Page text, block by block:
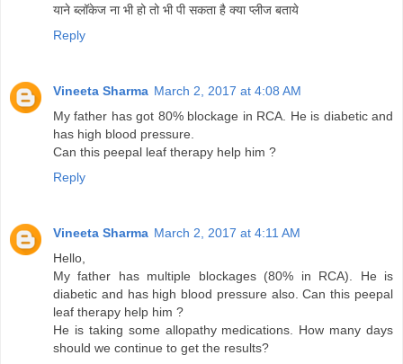
याने ब्लॉकेज ना भी हो तो भी पी सकता है क्या प्लीज बताये
Reply
Vineeta Sharma March 2, 2017 at 4:08 AM
My father has got 80% blockage in RCA. He is diabetic and
has high blood pressure.
Can this peepal leaf therapy help him ?
Reply
Vineeta Sharma March 2, 2017 at 4:11 AM
Hello,
My father has multiple blockages (80% in RCA). He is
diabetic and has high blood pressure also. Can this peepal
leaf therapy help him ?
He is taking some allopathy medications. How many days
should we continue to get the results?